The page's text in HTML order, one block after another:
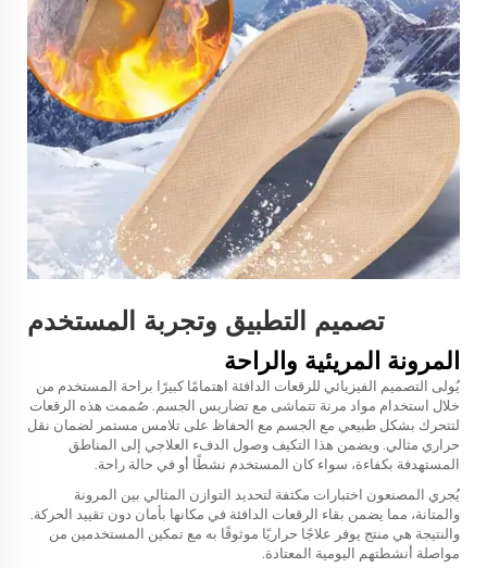
تصميم التطبيق وتجربة المستخدم
المرونة المريئية والراحة
يُولى التصميم الفيزيائي للرقعات الدافئة اهتمامًا كبيرًا براحة المستخدم من
خلال استخدام مواد مرنة تتماشى مع تضاريس الجسم. صُممت هذه الرقعات
لتتحرك بشكل طبيعي مع الجسم مع الحفاظ على تلامس مستمر لضمان نقل
حراري مثالي. ويضمن هذا التكيف وصول الدفء العلاجي إلى المناطق
المستهدفة بكفاءة، سواء كان المستخدم نشطًا أو في حالة راحة.
يُجري المصنعون اختبارات مكثفة لتحديد التوازن المثالي بين المرونة
والمتانة، مما يضمن بقاء الرقعات الدافئة في مكانها بأمان دون تقييد الحركة.
والنتيجة هي منتج يوفر علاجًا حراريًا موثوقًا به مع تمكين المستخدمين من
مواصلة أنشطتهم اليومية المعتادة.